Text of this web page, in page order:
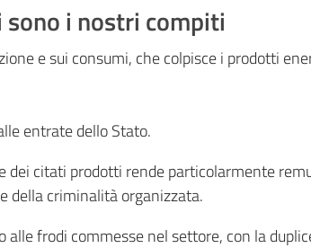
sono i nostri compiti
e sui consumi, che colpisce i prodotti
entrate dello Stato.
dei citati prodotti rende particolarmente
della criminalità organizzata.
frodi commesse nel settore, con la